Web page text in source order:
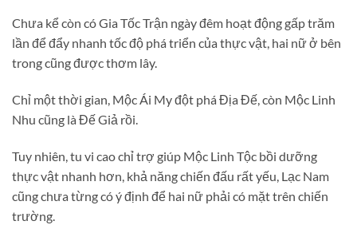
Chưa kể còn có Gia Tốc Trận ngày đêm hoạt động gấp trăm
lần để đẩy nhanh tốc độ phá triển của thực vật, hai nữ ở bên
trong cũng được thơm lây.
Chỉ một thời gian, Mộc Ái My đột phá Địa Đế, còn Mộc Linh
Nhu cũng là Đế Giả rồi.
Tuy nhiên, tu vi cao chỉ trợ giúp Mộc Linh Tộc bồi dưỡng
thực vật nhanh hơn, khả năng chiến đấu rất yếu, Lạc Nam
cũng chưa từng có ý định để hai nữ phải có mặt trên chiến
trường.